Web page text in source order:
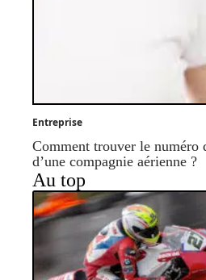
Entreprise
Comment trouver le numéro
d’une compagnie aérienne ?
Au top